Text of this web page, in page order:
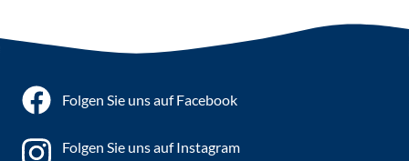
Folgen Sie uns auf Facebook
Folgen Sie uns auf Instagram